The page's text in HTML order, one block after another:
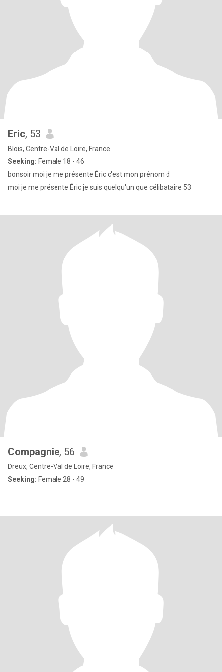
Eric, 53
Blois, Centre-Val de Loire, France
Seeking: Female 18 - 46
bonsoir moi je me présente Éric c'est mon prénom d
moi je me présente Éric je suis quelqu'un que célibataire 53
Compagnie, 56
Dreux, Centre-Val de Loire, France
Seeking: Female 28 - 49